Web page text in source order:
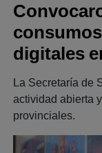
digitales
La Secretaría de
actividad abierta
provinciales.